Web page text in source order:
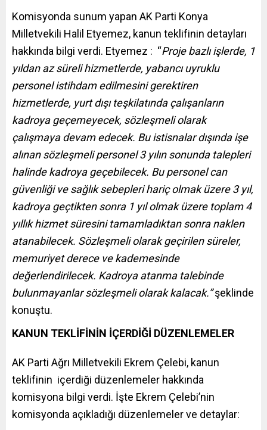
Komisyonda sunum yapan AK Parti Konya
Milletvekili Halil Etyemez, kanun teklifinin detayları
hakkında bilgi verdi. Etyemez : “Proje bazlı işlerde, 1
yıldan az süreli hizmetlerde, yabancı uyruklu
personel istihdam edilmesini gerektiren
hizmetlerde, yurt dışı teşkilatında çalışanların
kadroya geçemeyecek, sözleşmeli olarak
çalışmaya devam edecek. Bu istisnalar dışında işe
alınan sözleşmeli personel 3 yılın sonunda talepleri
halinde kadroya geçebilecek. Bu personel can
güvenliği ve sağlık sebepleri hariç olmak üzere 3 yıl,
kadroya geçtikten sonra 1 yıl olmak üzere toplam 4
yıllık hizmet süresini tamamladıktan sonra naklen
atanabilecek. Sözleşmeli olarak geçirilen süreler,
memuriyet derece ve kademesinde
değerlendirilecek. Kadroya atanma talebinde
bulunmayanlar sözleşmeli olarak kalacak.”şeklinde
konuştu.
KANUN TEKLİFİNİN İÇERDİĞİ DÜZENLEMELER
AK Parti Ağrı Milletvekili Ekrem Çelebi, kanun
teklifinin içerdiği düzenlemeler hakkında
komisyona bilgi verdi. İşte Ekrem Çelebi’nin
komisyonda açıkladığı düzenlemeler ve detaylar: